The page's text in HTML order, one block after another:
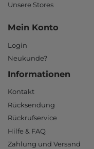
Unsere Stores
Mein Konto
Login
Neukunde?
Informationen
Kontakt
Rücksendung
Rückrufservice
Hilfe & FAQ
Zahlung und Versand